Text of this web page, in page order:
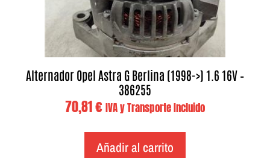
Alternador Opel Astra G Berlina (1998->) 1.6 16V –
386255
70,81€ IVA y Transporte Incluido
Añadir al carrito